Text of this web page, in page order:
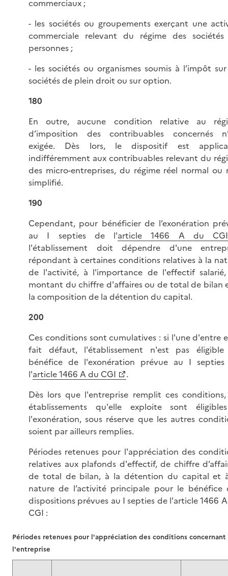
commerciaux ;
- les sociétés ou groupements exerçant une
commerciale relevant du régime des
personnes ;
- les sociétés ou organismes soumis à l’impôt
sociétés de plein droit ou sur option.
180
En outre, aucune condition relative au
d’imposition des contribuables concernés
exigée. Dès lors, le dispositif est
indifféremment aux contribuables relevant du
des micro-entreprises, du régime réel normal ou
simplifié.
190
Cependant, pour bénéficier de l’exonération
au I septies de l'article 1466 A du CGI
l'établissement doit dépendre d'une
répondant à certaines conditions relatives à la
de l'activité, à l'importance de l'effectif
montant du chiffre d'affaires ou de total de bilan
la composition de la détention du capital.
200
Ces conditions sont cumulatives : si l'une d'entre
fait défaut, l'établissement n'est pas
bénéfice de l'exonération prévue au I
l'article 1466 A du CGI
.
Dès lors que l'entreprise remplit ces conditions,
établissements qu'elle exploite sont
l'exonération, sous réserve que les autres
soient par ailleurs remplies.
Périodes retenues pour l'appréciation des
relatives aux plafonds d'effectif, de chiffre
de total de bilan, à la détention du capital et
nature de l’activité principale pour le bénéfice
dispositions prévues au I septies de l'article 1466
CGI :
Périodes retenues pour l'appréciation des conditions concernant
l'entreprise